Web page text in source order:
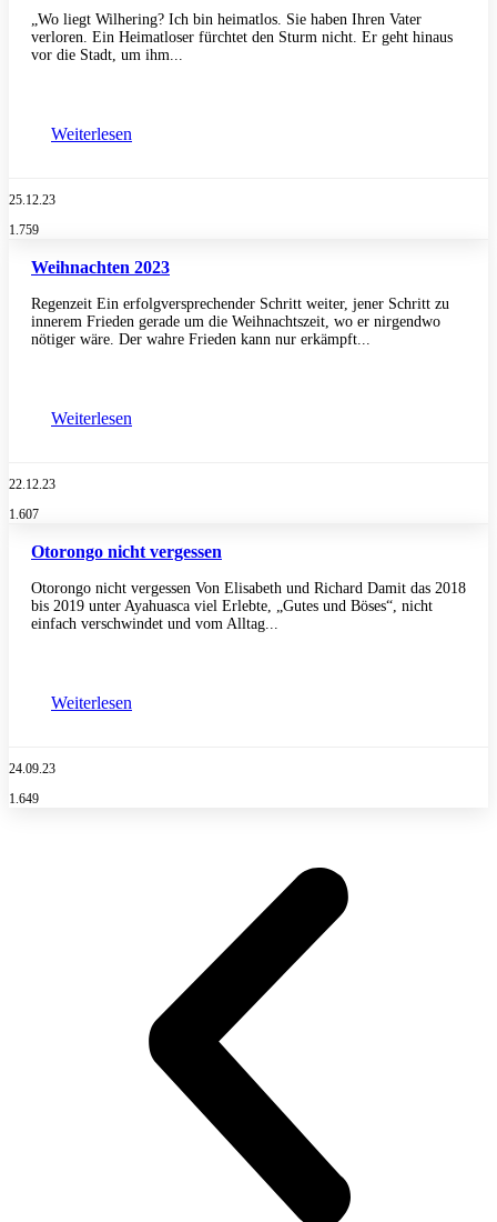
„Wo liegt Wilhering? Ich bin heimatlos. Sie haben Ihren Vater
verloren. Ein Heimatloser fürchtet den Sturm nicht. Er geht hinaus
vor die Stadt, um ihm...
Weiterlesen
25.12.23
1.759
Weihnachten 2023
Regenzeit Ein erfolgversprechender Schritt weiter, jener Schritt zu
innerem Frieden gerade um die Weihnachtszeit, wo er nirgendwo
nötiger wäre. Der wahre Frieden kann nur erkämpft...
Weiterlesen
22.12.23
1.607
Otorongo nicht vergessen
Otorongo nicht vergessen Von Elisabeth und Richard Damit das 2018
bis 2019 unter Ayahuasca viel Erlebte, „Gutes und Böses“, nicht
einfach verschwindet und vom Alltag...
Weiterlesen
24.09.23
1.649